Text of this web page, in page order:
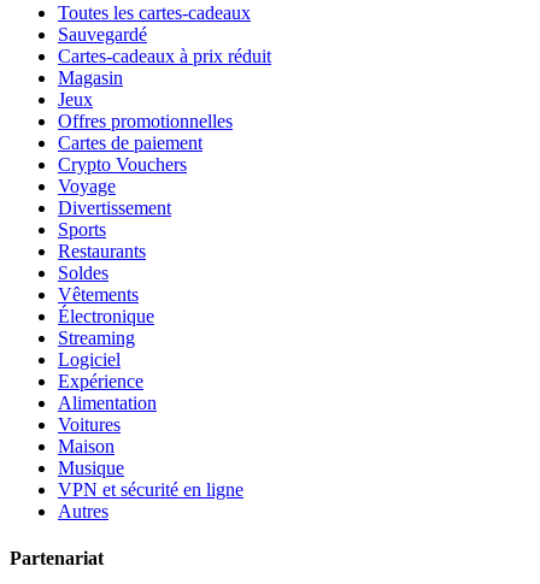
Toutes les cartes-cadeaux
Sauvegardé
Cartes-cadeaux à prix réduit
Magasin
Jeux
Offres promotionnelles
Cartes de paiement
Crypto Vouchers
Voyage
Divertissement
Sports
Restaurants
Soldes
Vêtements
Électronique
Streaming
Logiciel
Expérience
Alimentation
Voitures
Maison
Musique
VPN et sécurité en ligne
Autres
Partenariat